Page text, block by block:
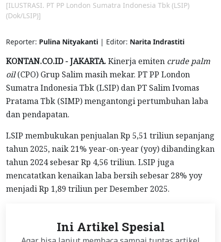
[ILUSTRASI. PT PP London Sumatra Indonesia Tbk (LSIP)
(Dok/LSIP)]
Reporter: Pulina Nityakanti | Editor: Narita Indrastiti
KONTAN.CO.ID - JAKARTA.Kinerja emiten crude palm
oil(CPO) Grup Salim masih mekar. PT PP London
Sumatra Indonesia Tbk (LSIP) dan PT Salim Ivomas
Pratama Tbk (SIMP) mengantongi pertumbuhan laba
dan pendapatan.
LSIP membukukan penjualan Rp 5,51 triliun sepanjang
tahun 2025, naik 21% year-on-year (yoy) dibandingkan
tahun 2024 sebesar Rp 4,56 triliun. LSIP juga
mencatatkan kenaikan laba bersih sebesar 28% yoy
menjadi Rp 1,89 triliun per Desember 2025.
Ini Artikel Spesial